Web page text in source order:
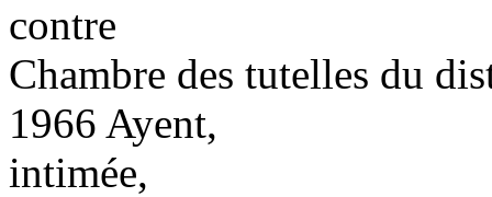
contre
Chambre des tutelles du
1966 Ayent,
intimée,